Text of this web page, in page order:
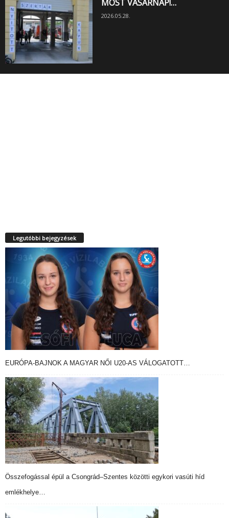
MOST VASÁRNAP!…
2026.05.28.
Legutóbbi bejegyzések
EURÓPA-BAJNOK A MAGYAR NŐI U20-AS VÁLOGATOTT…
Összefogással épül a Csongrád–Szentes közötti egykori vasúti híd
emlékhelye…